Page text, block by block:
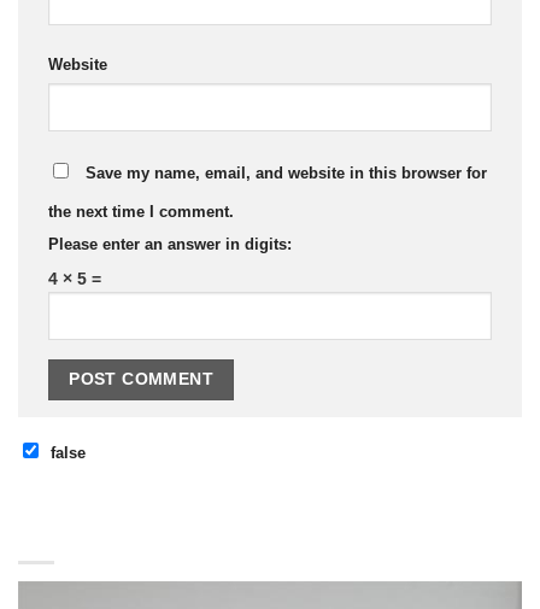
Website
Save my name, email, and website in this browser for
the next time I comment.
Please enter an answer in digits:
4 × 5 =
false